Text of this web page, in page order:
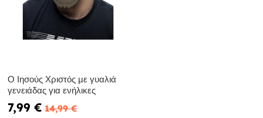
Ο Ιησούς Χριστός με γυαλιά
γενειάδας για ενήλικες
7,99 € 14,99 €